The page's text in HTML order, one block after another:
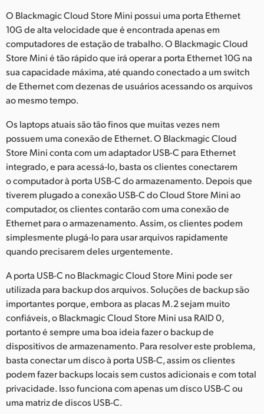
O Blackmagic Cloud Store Mini possui uma porta Ethernet
10G de alta velocidade que é encontrada apenas em
computadores de estação de trabalho. O Blackmagic Cloud
Store Mini é tão rápido que irá operar a porta Ethernet 10G na
sua capacidade máxima, até quando conectado a um switch
de Ethernet com dezenas de usuários acessando os arquivos
ao mesmo tempo.
Os laptops atuais são tão finos que muitas vezes nem
possuem uma conexão de Ethernet. O Blackmagic Cloud
Store Mini conta com um adaptador USB-C para Ethernet
integrado, e para acessá-lo, basta os clientes conectarem
o computador à porta USB-C do armazenamento. Depois que
tiverem plugado a conexão USB-C do Cloud Store Mini ao
computador, os clientes contarão com uma conexão de
Ethernet para o armazenamento. Assim, os clientes podem
simplesmente plugá-lo para usar arquivos rapidamente
quando precisarem deles urgentemente.
A porta USB-C no Blackmagic Cloud Store Mini pode ser
utilizada para backup dos arquivos. Soluções de backup são
importantes porque, embora as placas M.2 sejam muito
confiáveis, o Blackmagic Cloud Store Mini usa RAID 0,
portanto é sempre uma boa ideia fazer o backup de
dispositivos de armazenamento. Para resolver este problema,
basta conectar um disco à porta USB-C, assim os clientes
podem fazer backups locais sem custos adicionais e com total
privacidade. Isso funciona com apenas um disco USB-C ou
uma matriz de discos USB-C.